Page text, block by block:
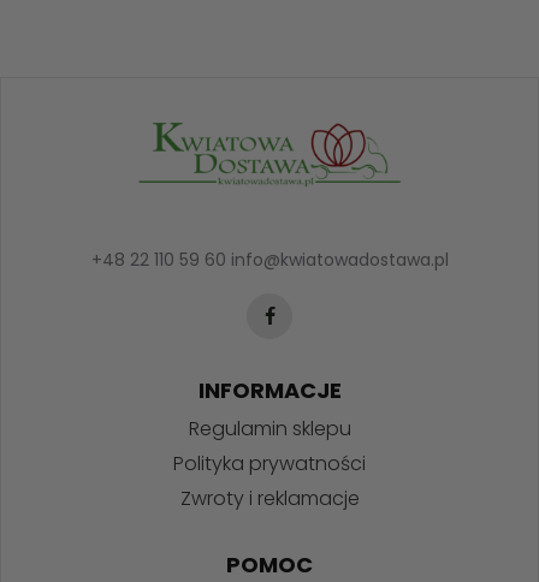
+48 22 110 59 60 info@kwiatowadostawa.pl
INFORMACJE
Regulamin sklepu
Polityka prywatności
Zwroty i reklamacje
POMOC